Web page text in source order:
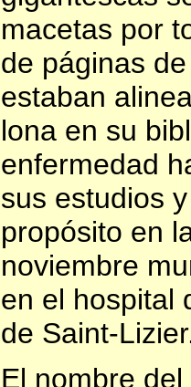
macetas por
de páginas
estaban
lona en su
enfermedad
sus estudios
propósito en
noviembre
en el hospital
de Saint-
El nombre